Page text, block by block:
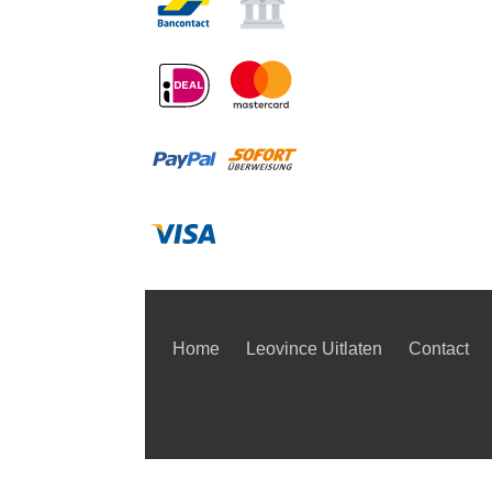
Home Leovince Uitlaten Contact